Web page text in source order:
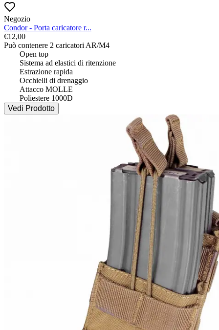
Negozio
Condor - Porta caricatore r...
€12,00
Può contenere 2 caricatori AR/M4
Poliestere 1000D
Vedi Prodotto